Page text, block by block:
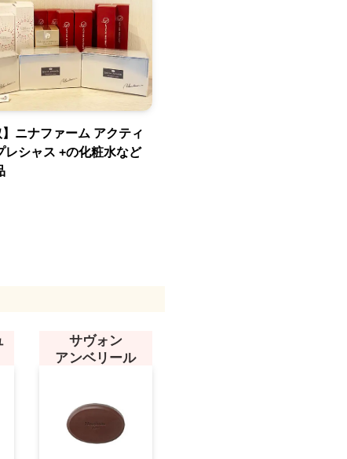
】ニナファーム アクティ
レシャス +の化粧水など
サヴォン
アンベリール